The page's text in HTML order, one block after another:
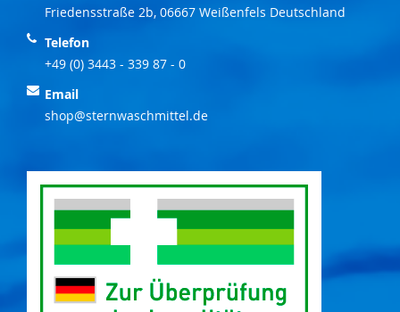
Friedensstraße 2b, 06667 Weißenfels Deutschland
Telefon
+49 (0) 3443 - 339 87 - 0
Email
shop@sternwaschmittel.de